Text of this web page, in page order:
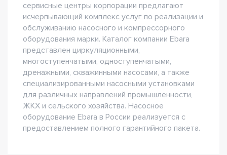
сервисные центры корпорации предлагают
исчерпывающий комплекс услуг по реализации и
обслуживанию насосного и компрессорного
оборудования марки. Каталог компании Ebara
представлен циркуляционными,
многоступенчатыми, одноступенчатыми,
дренажными, скважинными насосами, а также
специализированными насосными установками
для различных направлений промышленности,
ЖКХ и сельского хозяйства. Насосное
оборудование Ebara в России реализуется с
предоставлением полного гарантийного пакета.